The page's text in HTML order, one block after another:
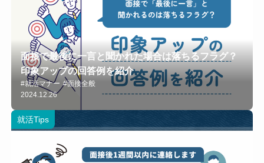
面接で最後に一言と聞かれた場合は落ちるフラグ？
印象アップの回答例を紹介
#就活マナー #面接全般
2024.12.26
就活Tips